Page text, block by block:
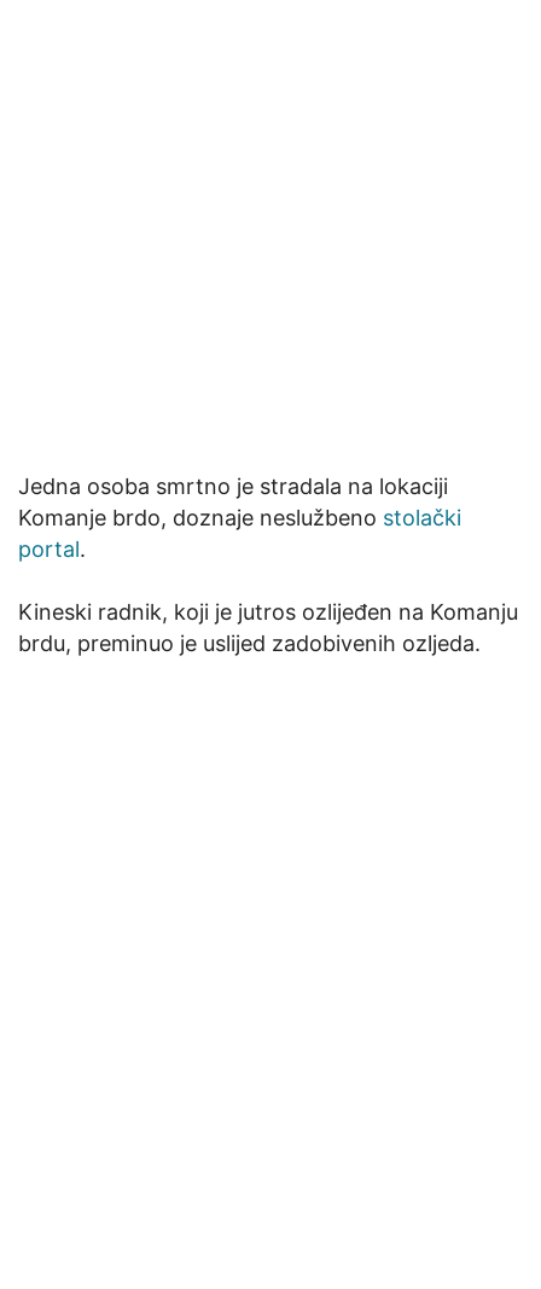
Jedna osoba smrtno je stradala na lokaciji
Komanje brdo, doznaje neslužbeno stolački
portal.
Kineski radnik, koji je jutros ozlijeđen na Komanju
brdu, preminuo je uslijed zadobivenih ozljeda.